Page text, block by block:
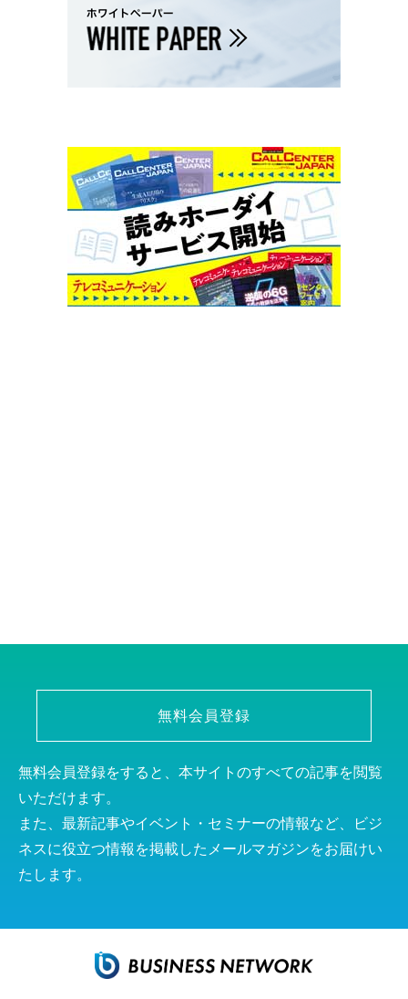
無料会員登録
無料会員登録をすると、本サイトのすべての記事を閲覧
いただけます。
また、最新記事やイベント・セミナーの情報など、ビジ
ネスに役立つ情報を掲載したメールマガジンをお届けい
たします。